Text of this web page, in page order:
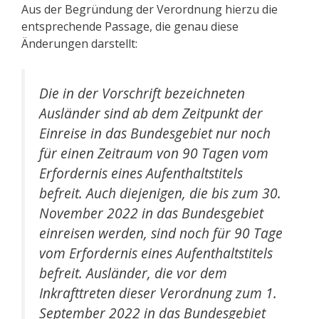
Aus der Begründung der Verordnung hierzu die
entsprechende Passage, die genau diese
Änderungen darstellt:
Die in der Vorschrift bezeichneten
Ausländer sind ab dem Zeitpunkt der
Einreise in das Bundesgebiet nur noch
für einen Zeitraum von 90 Tagen vom
Erfordernis eines Aufenthaltstitels
befreit. Auch diejenigen, die bis zum 30.
November 2022 in das Bundesgebiet
einreisen werden, sind noch für 90 Tage
vom Erfordernis eines Aufenthaltstitels
befreit. Ausländer, die vor dem
Inkrafttreten dieser Verordnung zum 1.
September 2022 in das Bundesgebiet